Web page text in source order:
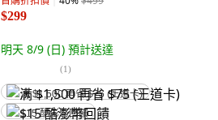
$299
明天 8/9 (日) 預計送達
(1)
满 $1,500 再省 $75 (王道卡)
$15 酷澎幣回饋